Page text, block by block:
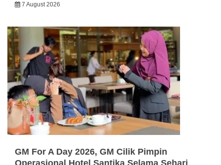
7 August 2026
GM For A Day 2026, GM Cilik Pimpin
Operasional Hotel Santika Selama Sehari